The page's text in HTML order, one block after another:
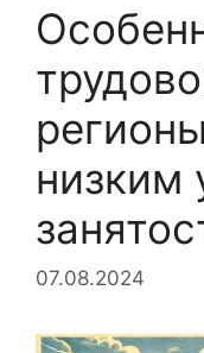
низким
07.08.2024